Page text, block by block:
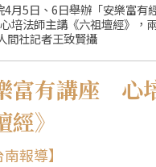
4月5日、6日舉辦「安樂富有
培法師主講《六祖壇經》，
間社記者王致賢攝
富有講座 心
》
報導】